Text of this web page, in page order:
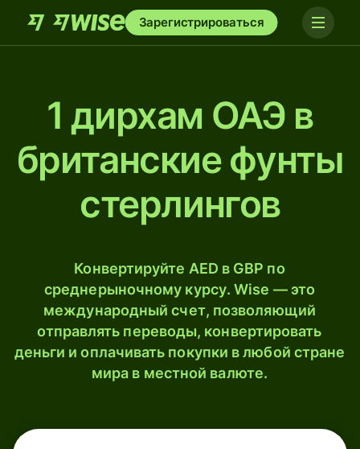
Зарегистрироваться
1 дирхам ОАЭ в
британские фунты
стерлингов
Конвертируйте AED в GBP по
среднерыночному курсу. Wise — это
международный счет, позволяющий
отправлять переводы, конвертировать
деньги и оплачивать покупки в любой стране
мира в местной валюте.